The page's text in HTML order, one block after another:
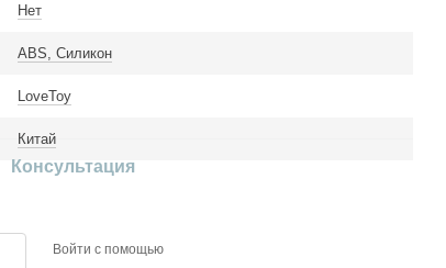
Нет
ABS, Силикон
LoveToy
Китай
Консультация
Войти с помощью